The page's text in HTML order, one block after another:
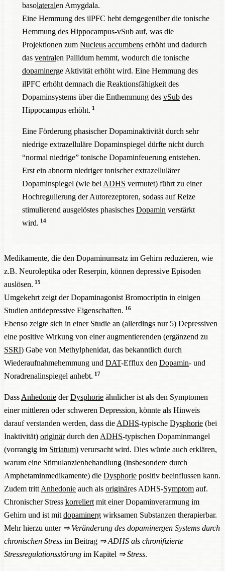
basolateralen Amygdala.
Eine Hemmung des ilPFC hebt demgegenüber die tonische
Hemmung des Hippocampus-vSub auf, was die
Projektionen zum Nucleus accumbens erhöht und dadurch
das ventralen Pallidum hemmt, wodurch die tonische
dopaminerge Aktivität erhöht wird. Eine Hemmung des
ilPFC erhöht demnach die Reaktionsfähigkeit des
Dopaminsystems über die Enthemmung des vSub des
Hippocampus erhöht. 1
Eine Förderung phasischer Dopaminaktivität durch sehr
niedrige extrazelluläre Dopaminspiegel dürfte nicht durch
“normal niedrige” tonische Dopaminfeuerung entstehen.
Erst ein abnorm niedriger tonischer extrazellulärer
Dopaminspiegel (wie bei ADHS vermutet) führt zu einer
Hochregulierung der Autorezeptoren, sodass auf Reize
stimulierend ausgelöstes phasisches Dopamin verstärkt
wird. 14
Medikamente, die den Dopaminumsatz im Gehirn reduzieren, wie
z.B. Neuroleptika oder Reserpin, können depressive Episoden
auslösen. 15
Umgekehrt zeigt der Dopaminagonist Bromocriptin in einigen
Studien antidepressive Eigenschaften. 16
Ebenso zeigte sich in einer Studie an (allerdings nur 5) Depressiven
eine positive Wirkung von einer augmentierenden (ergänzend zu
SSRI) Gabe von Methylphenidat, das bekanntlich durch
Wiederaufnahmehemmung und DAT-Efflux den Dopamin- und
Noradrenalinspiegel anhebt. 17
Dass Anhedonie derDysphorie ähnlicher ist als den Symptomen
einer mittleren oder schweren Depression, könnte als Hinweis
darauf verstanden werden, dass die ADHS-typische Dysphorie (bei
Inaktivität) originärdurch den ADHS-typischen Dopaminmangel
(vorrangig im Striatum) verursacht wird. Dies würde auch erklären,
warum eine Stimulanzienbehandlung (insbesondere durch
Amphetaminmedikamente) die Dysphorie positiv beeinflussen kann.
Zudem tritt Anhedonie auch als originäres ADHS-Symptom auf.
Chronischer Stress korreliert mit einer Dopaminverarmung im
Gehirn und ist mit dopaminerg wirksamen Substanzen therapierbar.
Mehr hierzu unter ⇒ Veränderung des dopaminergen Systems durch
chronischen Stress im Beitrag ⇒ADHS als chronifizierte
Stressregulationsstörung im Kapitel ⇒Stress.